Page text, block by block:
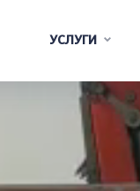
УСЛУГИ